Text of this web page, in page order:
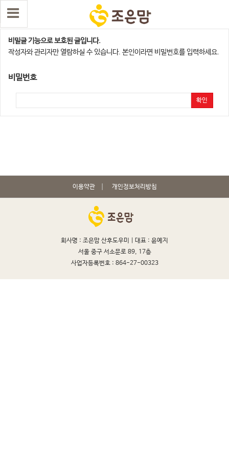
익산,군산지점
비밀글 기능으로 보호된 글입니다.
작성자와 관리자만 열람하실 수 있습니다. 본인이라면 비밀번호를 입력하세요.
비밀번호
확인
이용약관 개인정보처리방침
회사명 : 조은맘 산후도우미 | 대표 : 윤예지
서울 중구 서소문로 89, 17층
사업자등록번호 : 864-27-00323